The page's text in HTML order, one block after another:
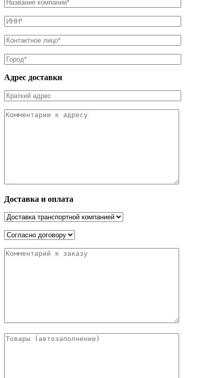
Адрес доставки
Доставка и оплата